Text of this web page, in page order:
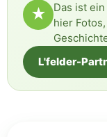
★
Das ist
hier
L'felder-